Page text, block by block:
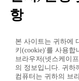
항
본 사이트는 귀하에
키(cookie)'를 사용합
브라우저(넷스케이
의 정보입니다. 귀하
컴퓨터는 귀하의 브